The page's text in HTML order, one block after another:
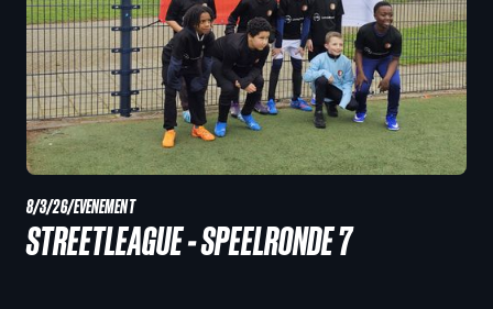
8/3/26/EVENEMENT
STREETLEAGUE - SPEELRONDE 7